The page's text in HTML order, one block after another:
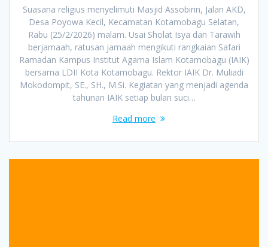
Suasana religius menyelimuti Masjid Assobirin, Jalan AKD,
Desa Poyowa Kecil, Kecamatan Kotamobagu Selatan,
Rabu (25/2/2026) malam. Usai Sholat Isya dan Tarawih
berjamaah, ratusan jamaah mengikuti rangkaian Safari
Ramadan Kampus Institut Agama Islam Kotamobagu (IAIK)
bersama LDII Kota Kotamobagu. Rektor IAIK Dr. Muliadi
Mokodompit, SE., SH., M.Si. Kegiatan yang menjadi agenda
tahunan IAIK setiap bulan suci…
Read more